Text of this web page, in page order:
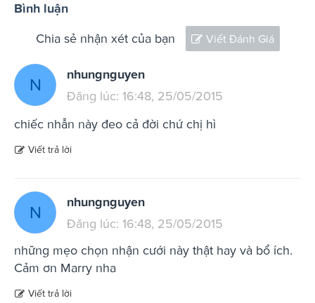
Bình luận
Chia sẻ nhận xét của bạn Viết Đánh Giá
N
nhungnguyen
Đăng lúc: 16:48, 25/05/2015
chiếc nhẫn này đeo cả đời chứ chị hì
Viết trả lời
N
nhungnguyen
Đăng lúc: 16:48, 25/05/2015
những mẹo chọn nhận cưới này thật hay và bổ ích.
Cảm ơn Marry nha
Viết trả lời